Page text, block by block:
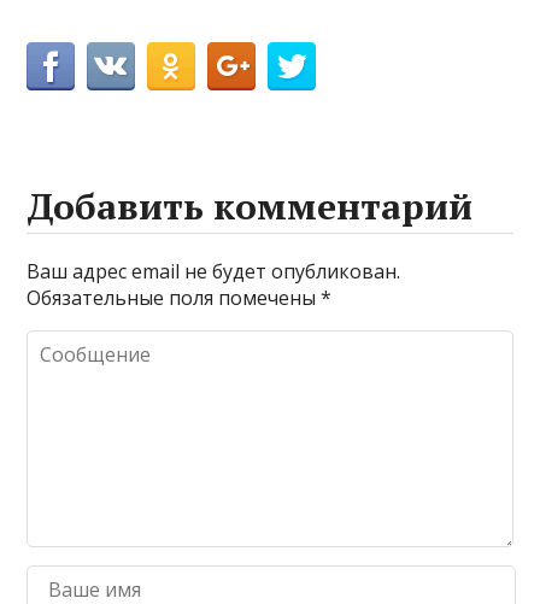
Добавить комментарий
Ваш адрес email не будет опубликован.
Обязательные поля помечены*